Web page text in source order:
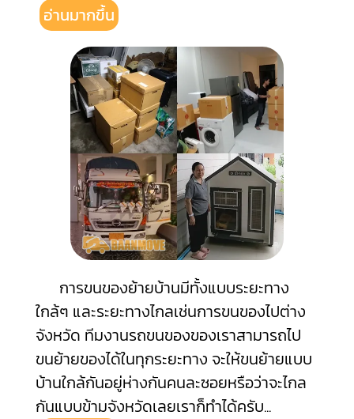
อ่านมากขึ้น
การขนของย้ายบ้านมีทั้งแบบระยะทาง
ใกล้ๆ และระยะทางไกลเช่นการขนของไปต่าง
จังหวัด ทีมงานรถขนของของเราสามารถไป
ขนย้ายของได้ในทุกระยะทาง จะให้ขนย้ายแบบ
บ้านใกล้กันอยู่ห่างกันคนละซอยหรือว่าจะไกล
กันแบบข้ามจังหวัดเลยเราก็ทำได้ครับ...